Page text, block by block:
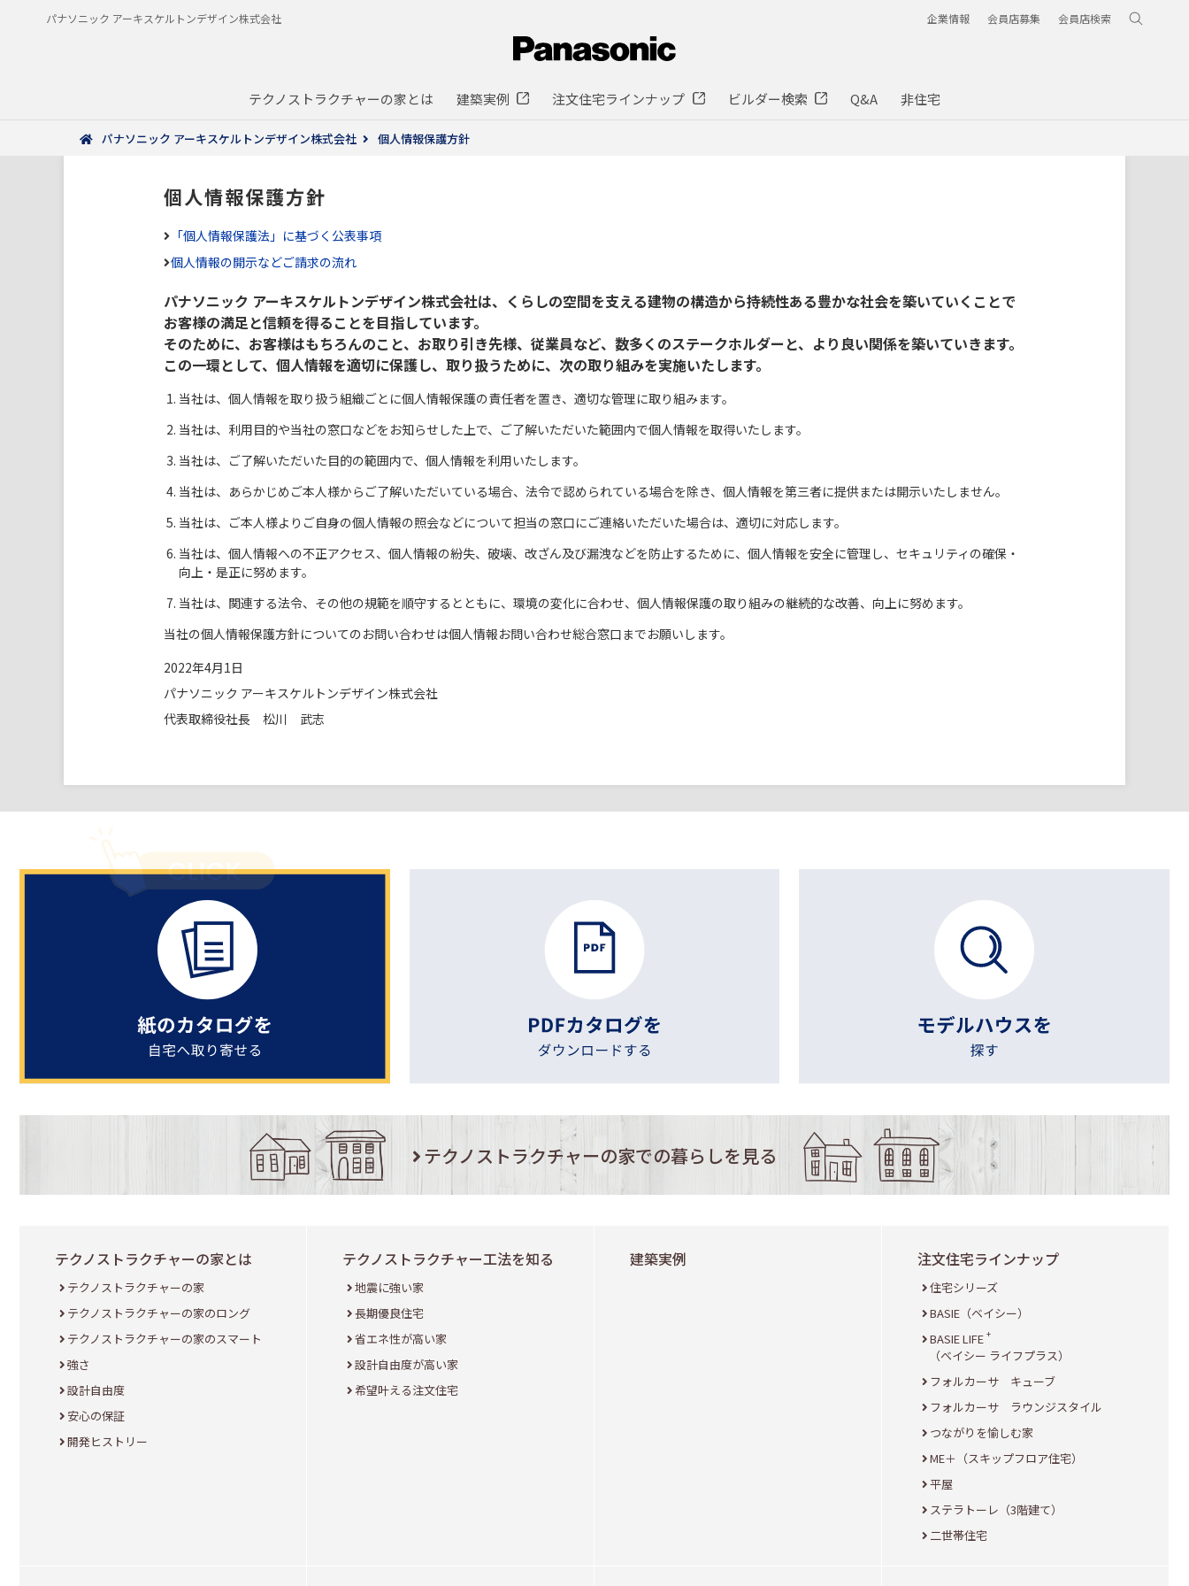
パナソニック アーキスケルトンデザイン株式会社
テクノストラクチャーの家とは 建築実例 注文住宅ラインナップ ビルダー検索 Q&A 非住宅
企業情報 会員店募集 会員店検索
パナソニック アーキスケルトンデザイン株式会社 個人情報保護方針
個人情報保護方針
「個人情報保護法」に基づく公表事項
個人情報の開示などご請求の流れ
パナソニック アーキスケルトンデザイン株式会社は、くらしの空間を支える建物の構造から持続性ある豊かな社会を築いていくことで
お客様の満足と信頼を得ることを目指しています。
そのために、お客様はもちろんのこと、お取り引き先様、従業員など、数多くのステークホルダーと、より良い関係を築いていきます。
この一環として、個人情報を適切に保護し、取り扱うために、次の取り組みを実施いたします。
当社は、個人情報を取り扱う組織ごとに個人情報保護の責任者を置き、適切な管理に取り組みます。
当社は、利用目的や当社の窓口などをお知らせした上で、ご了解いただいた範囲内で個人情報を取得いたします。
当社は、ご了解いただいた目的の範囲内で、個人情報を利用いたします。
当社は、あらかじめご本人様からご了解いただいている場合、法令で認められている場合を除き、個人情報を第三者に提供または開示いたしません。
当社は、ご本人様よりご自身の個人情報の照会などについて担当の窓口にご連絡いただいた場合は、適切に対応します。
当社は、個人情報への不正アクセス、個人情報の紛失、破壊、改ざん及び漏洩などを防止するために、個人情報を安全に管理し、セキュリティの確保・
向上・是正に努めます。
当社は、関連する法令、その他の規範を順守するとともに、環境の変化に合わせ、個人情報保護の取り組みの継続的な改善、向上に努めます。
当社の個人情報保護方針についてのお問い合わせは個人情報お問い合わせ総合窓口までお願いします。
2022年4月1日
パナソニック アーキスケルトンデザイン株式会社
代表取締役社長 松川 武志
テクノストラクチャーの家での暮らしを見る
テクノストラクチャーの家とは
テクノストラクチャーの家
テクノストラクチャーの家のロング
テクノストラクチャーの家のスマート
強さ
設計自由度
安心の保証
開発ヒストリー
テクノストラクチャー工法を知る
地震に強い家
長期優良住宅
省エネ性が高い家
設計自由度が高い家
希望叶える注文住宅
建築実例 注文住宅ラインナップ
住宅シリーズ
BASIE（ベイシー）
BASIE LIFE +
（ベイシー ライフプラス）
フォルカーサ キューブ
フォルカーサ ラウンジスタイル
つながりを愉しむ家
ME＋（スキップフロア住宅）
平屋
ステラトーレ（3階建て）
二世帯住宅